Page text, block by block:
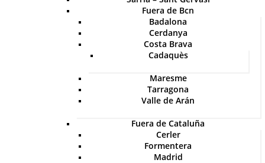
Fuera de Bcn
Badalona
Cerdanya
Costa Brava
Cadaquès
Maresme
Tarragona
Valle de Arán
Fuera de Cataluña
Cerler
Formentera
Madrid